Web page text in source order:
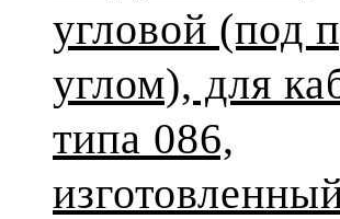
угловой (под
углом), для
типа 086,